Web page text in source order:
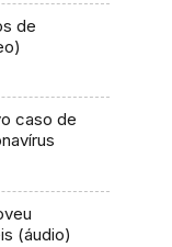
de
(vídeo)
caso de
(áudio)